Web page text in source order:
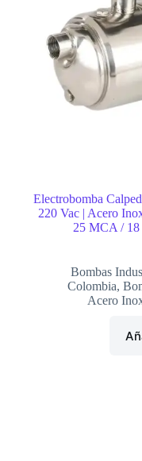
Electrobomba
220 Vac | Acero
25 MCA /
Bombas
Colombia,
Acero